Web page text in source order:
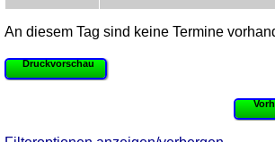
An diesem Tag sind keine Termine
Druckvorschau